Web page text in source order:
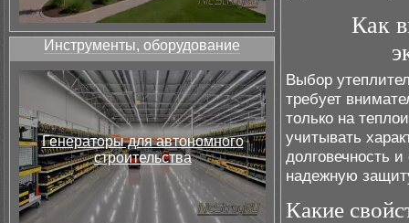
Инструменты, оборудование
Генераторы для автономного
строительства
Как
Выбор
требует
только на
учитывать
долговечность
надежную
Какие